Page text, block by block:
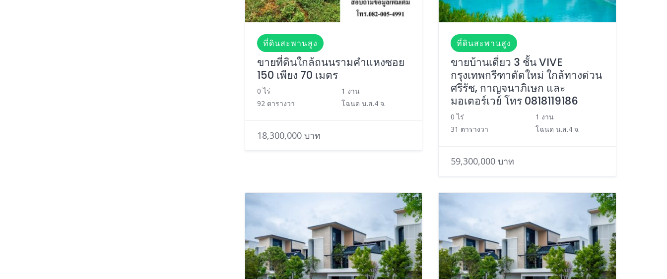
ที่ดินสะพานสูง
ขายที่ดินใกล้ถนนรามคำแหงซอย
150 เพียง 70 เมตร
0 ไร่
1 งาน
92 ตารางวา
โฉนด น.ส.4 จ.
18,300,000 บาท
ที่ดินสะพานสูง
ขายบ้านเดี่ยว 3 ชั้น VIVE
กรุงเทพกรีฑาตัดใหม่ ใกล้ทางด่วน
ศรีรัช, กาญจนาภิเษก และ
มอเตอร์เวย์ โทร 0818119186
0 ไร่
1 งาน
31 ตารางวา
โฉนด น.ส.4 จ.
59,300,000 บาท